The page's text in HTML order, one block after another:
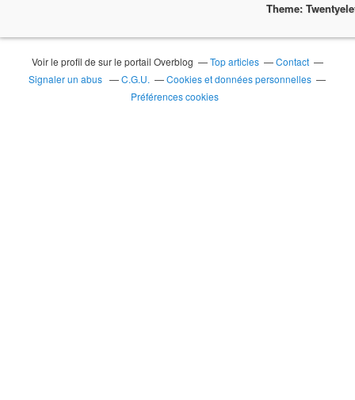
Theme:
Voir le profil de sur le portail Overblog Top articles
Contact
Signaler un abus
C.G.U.
Cookies et données personnelles
Préférences cookies